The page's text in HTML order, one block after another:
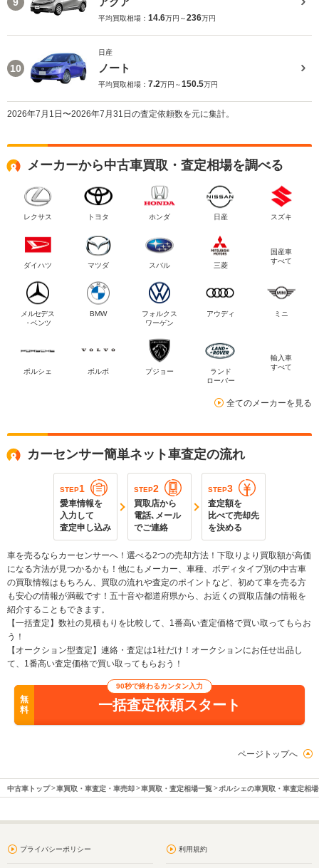
平均買取相場： 14.6万円～236万円
10
日産
ノート
平均買取相場： 7.2万円～150.5万円
2026年7月1日〜2026年7月31日の査定依頼数を元に集計。
メーカーから中古車買取・査定相場を調べる
レクサス トヨタ ホンダ 日産 スズキ
ダイハツ マツダ スバル 三菱
国産車
すべて
メルセデス
・ベンツ
BMW
フォルクス
ワーゲン
アウディ ミニ
ポルシェ ボルボ プジョー
ランド
ローバー
輸入車
すべて
全てのメーカーを見る
カーセンサー簡単ネット車査定の流れ
STEP1
愛車情報を
入力して
査定申し込み
STEP2
買取店から
電話､メール
でご連絡
STEP3
査定額を
比べて売却先
を決める
車を売るならカーセンサーへ！選べる2つの売却方法！下取りより買取額が高価
になる方法が見つかるかも！他にもメーカー、車種、ボディタイプ別の中古車
の買取情報はもちろん、買取の流れや査定のポイントなど、初めて車を売る方
も安心の情報が満載です！五十音や都道府県から、お近くの買取店舗の情報を
紹介することもできます。
【一括査定】数社の見積もりを比較して、1番高い査定価格で買い取ってもらお
う！
【オークション型査定】連絡・査定は1社だけ！オークションにお任せ出品し
て、1番高い査定価格で買い取ってもらおう！
無
料
90秒で終わるカンタン入力
一括査定依頼スタート
ページトップへ
中古車トップ 車買取・車査定・車売却 車買取・査定相場一覧 ポルシェの車買取・車査定相
プライバシーポリシー 利用規約